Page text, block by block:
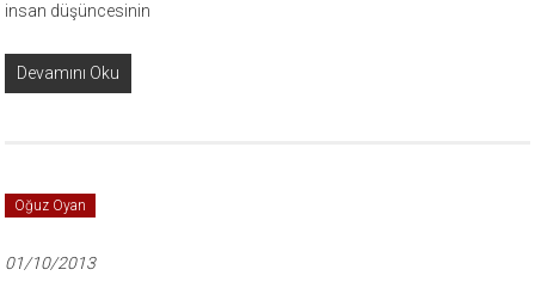
insan düşüncesinin
Devamını Oku
Oğuz Oyan
01/10/2013